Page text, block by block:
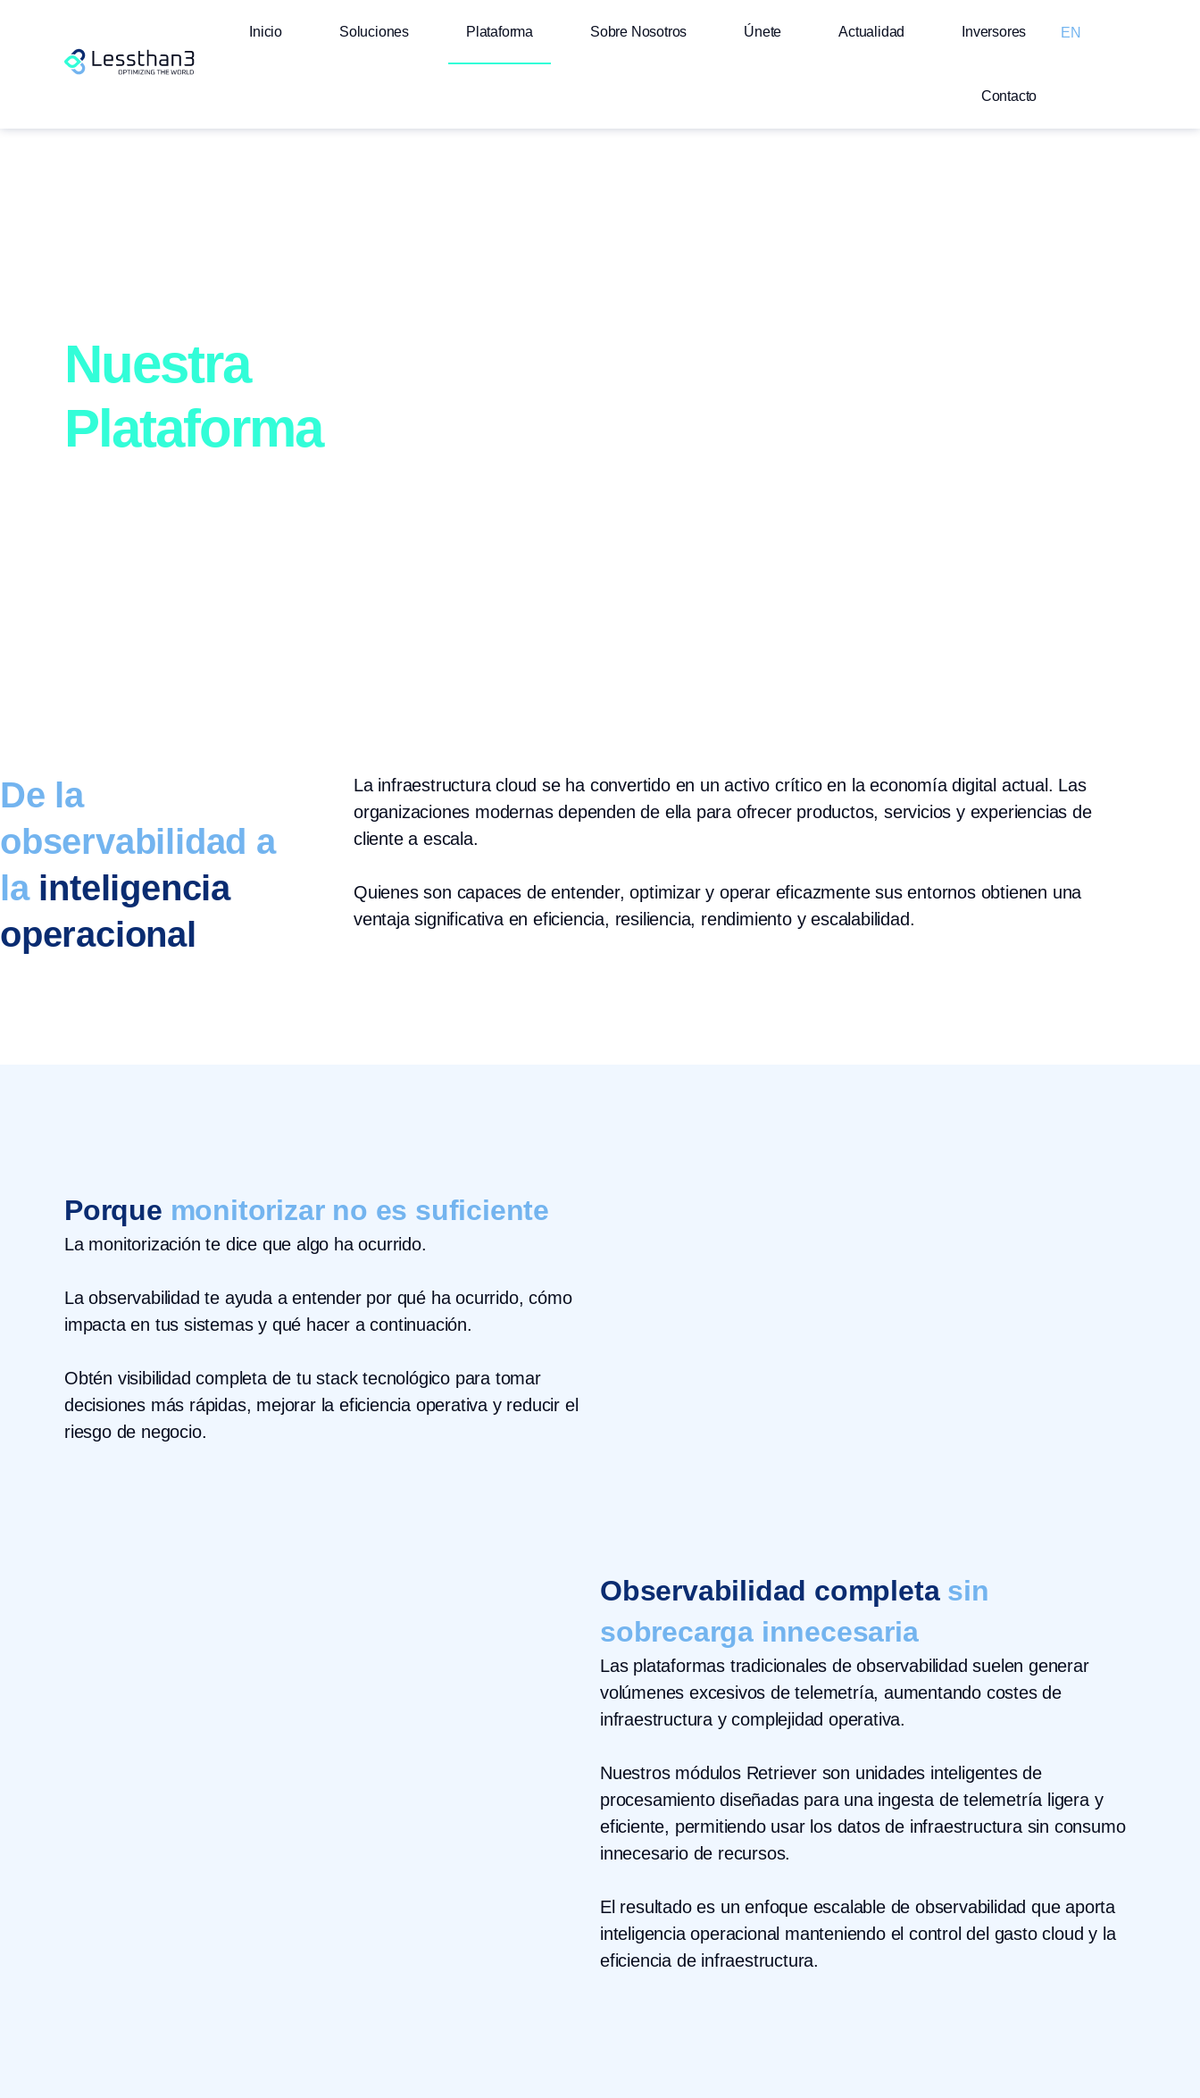
Inicio Soluciones Plataforma Sobre Nosotros Únete Actualidad Inversores
Contacto
EN
Nuestra
Plataforma
De la
observabilidad a
la inteligencia
operacional
La infraestructura cloud se ha convertido en un activo crítico en la economía digital actual. Las
organizaciones modernas dependen de ella para ofrecer productos, servicios y experiencias de
cliente a escala.
Quienes son capaces de entender, optimizar y operar eficazmente sus entornos obtienen una
ventaja significativa en eficiencia, resiliencia, rendimiento y escalabilidad.
Porque monitorizar no es suficiente
La monitorización te dice que algo ha ocurrido.
La observabilidad te ayuda a entender por qué ha ocurrido, cómo
impacta en tus sistemas y qué hacer a continuación.
Obtén visibilidad completa de tu stack tecnológico para tomar
decisiones más rápidas, mejorar la eficiencia operativa y reducir el
riesgo de negocio.
Observabilidad completasin
sobrecarga innecesaria
Las plataformas tradicionales de observabilidad suelen generar
volúmenes excesivos de telemetría, aumentando costes de
infraestructura y complejidad operativa.
Nuestros módulos Retriever son unidades inteligentes de
procesamiento diseñadas para una ingesta de telemetría ligera y
eficiente, permitiendo usar los datos de infraestructura sin consumo
innecesario de recursos.
El resultado es un enfoque escalable de observabilidad que aporta
inteligencia operacional manteniendo el control del gasto cloud y la
eficiencia de infraestructura.